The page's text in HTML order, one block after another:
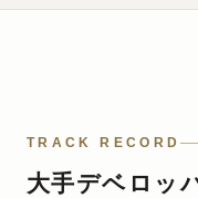
TRACK RECORD
大手デベロッ